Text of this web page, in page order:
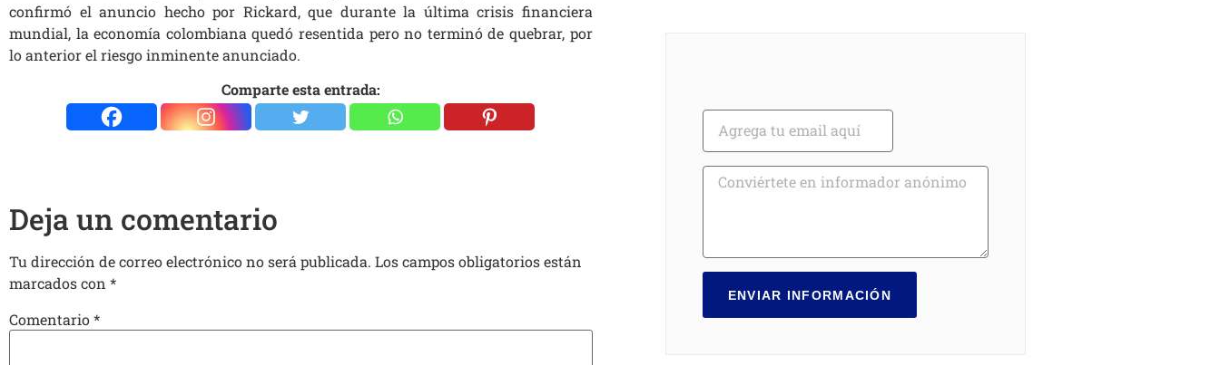
confirmó el anuncio hecho por Rickard, que durante la última crisis financiera
mundial, la economía colombiana quedó resentida pero no terminó de quebrar, por
lo anterior el riesgo inminente anunciado.
Comparte esta entrada:
Deja un comentario
Tu dirección de correo electrónico no será publicada. Los campos obligatorios están
marcados con *
Comentario*
ENVIAR INFORMACIÓN